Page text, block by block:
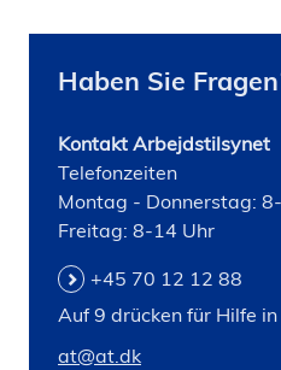
Haben Sie
Kontakt Arbejdstilsynet
Telefonzeiten
Montag - Donnerstag:
Freitag: 8-14 Uhr
+45 70 12 12 88
Auf 9 drücken für Hilfe
at@at.dk